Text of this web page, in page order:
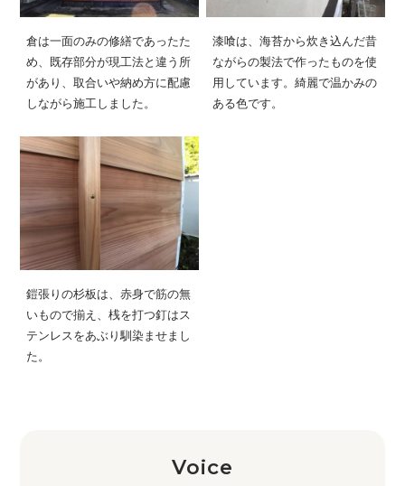
倉は一面のみの修繕であったた
め、既存部分が現工法と違う所
があり、取合いや納め方に配慮
しながら施工しました。
漆喰は、海苔から炊き込んだ昔
ながらの製法で作ったものを使
用しています。綺麗で温かみの
ある色です。
鎧張りの杉板は、赤身で筋の無
いもので揃え、桟を打つ釘はス
テンレスをあぶり馴染ませまし
た。
Voice